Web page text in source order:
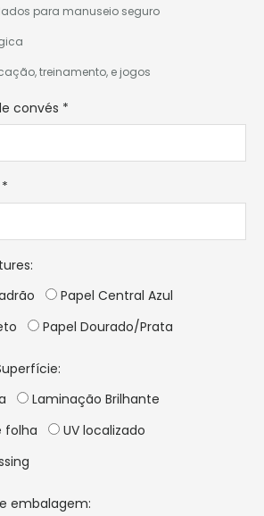
para manuseio seguro
treinamento, e jogos
convés *
*
:
Papel Central Azul
Papel Dourado/Prata
Laminação Brilhante
folha
UV localizado
embalagem: